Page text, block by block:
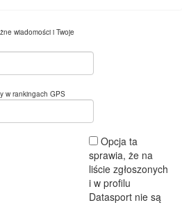
wiadomości i Twoje
w rankingach GPS
Opcja ta
sprawia, że na
liście zgłoszonych
i w profilu
Datasport nie są